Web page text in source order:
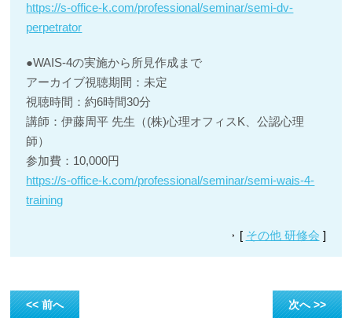
https://s-office-k.com/professional/seminar/semi-dv-
perpetrator
●WAIS-4の実施から所見作成まで
アーカイブ視聴期間：未定
視聴時間：約6時間30分
講師：伊藤周平 先生（(株)心理オフィスK、公認心理
師）
参加費：10,000円
https://s-office-k.com/professional/seminar/semi-wais-4-
training
[ その他 研修会 ]
<< 前へ 次へ >>